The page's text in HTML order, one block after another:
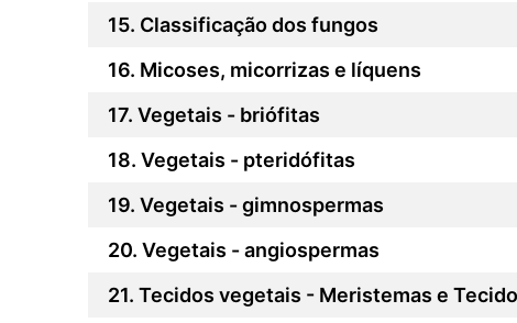
Classificação dos fungos
Micoses, micorrizas e líquens
Vegetais - briófitas
Vegetais - pteridófitas
Vegetais - gimnospermas
Vegetais - angiospermas
Tecidos vegetais - Meristemas e